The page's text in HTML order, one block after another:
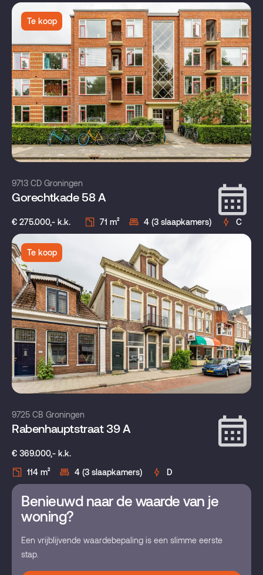
Te koop
9713 CD Groningen
Gorechtkade 58 A
€ 275.000,- k.k. 71 m² 4 (3 slaapkamers) C
Te koop
9725 CB Groningen
Rabenhauptstraat 39 A
€ 369.000,- k.k.
114 m²
4 (3 slaapkamers) D
Benieuwd naar de waarde van je
woning?
Een vrijblijvende waardebepaling is een slimme eerste
stap.